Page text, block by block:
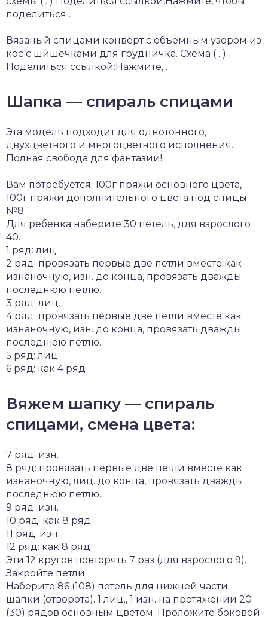
поделиться .
Вязаный спицами конверт с объемным узором из
кос с шишечками для грудничка. Схема ( . )
Поделиться ссылкой:Нажмите, .
Шапка — спираль спицами
Эта модель подходит для однотонного,
двухцветного и многоцветного исполнения.
Полная свобода для фантазии!
Вам потребуется: 100г пряжи основного цвета,
100г пряжи дополнительного цвета под спицы
№8.
Для ребенка наберите 30 петель, для взрослого
40.
1 ряд: лиц.
2 ряд: провязать первые две петли вместе как
изнаночную, изн. до конца, провязать дважды
последнюю петлю.
3 ряд: лиц.
4 ряд: провязать первые две петли вместе как
изнаночную, изн. до конца, провязать дважды
последнюю петлю.
5 ряд: лиц.
6 ряд: как 4 ряд
Вяжем шапку — спираль
спицами, смена цвета:
7 ряд: изн.
8 ряд: провязать первые две петли вместе как
изнаночную, лиц. до конца, провязать дважды
последнюю петлю.
9 ряд: изн.
10 ряд: как 8 ряд
11 ряд: изн.
12 ряд: как 8 ряд
Эти 12 кругов повторять 7 раз (для взрослого 9).
Закройте петли.
Наберите 86 (108) петель для нижней части
шапки (отворота). 1 лиц., 1 изн. на протяжении 20
(30) рядов основным цветом. Проложите боковой